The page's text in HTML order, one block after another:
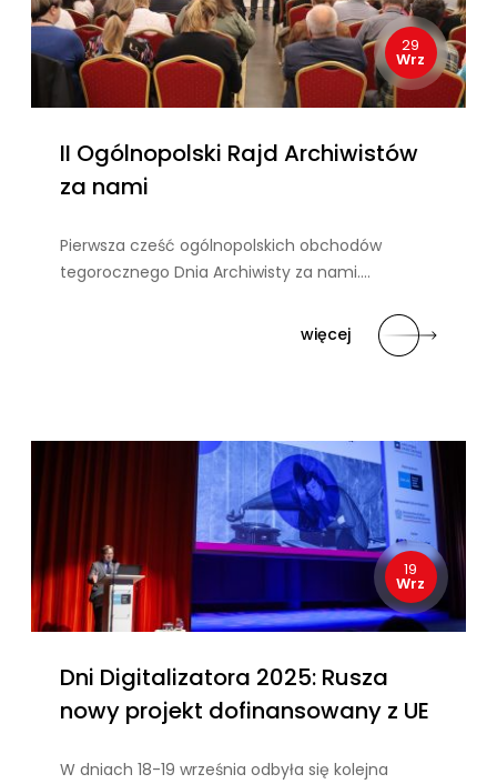
29
Wrz
II Ogólnopolski Rajd Archiwistów
za nami
Pierwsza cześć ogólnopolskich obchodów
tegorocznego Dnia Archiwisty za nami….
więcej
19
Wrz
Dni Digitalizatora 2025: Rusza
nowy projekt dofinansowany z UE
W dniach 18-19 września odbyła się kolejna